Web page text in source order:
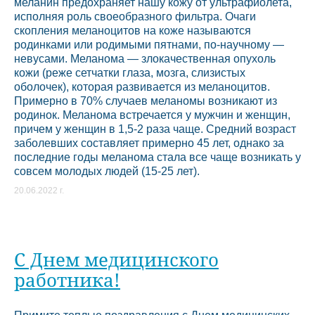
исполняя роль своеобразного фильтра. Очаги
скопления меланоцитов на коже называются
родинками или родимыми пятнами, по-научному —
невусами. Меланома — злокачественная опухоль
кожи (реже сетчатки глаза, мозга, слизистых
оболочек), которая развивается из меланоцитов.
Примерно в 70% случаев меланомы возникают из
родинок. Меланома встречается у мужчин и женщин,
причем у женщин в 1,5-2 раза чаще. Средний возраст
заболевших составляет примерно 45 лет, однако за
последние годы меланома стала все чаще возникать у
совсем молодых людей (15-25 лет).
20.06.2022 г.
С Днем медицинского
работника!